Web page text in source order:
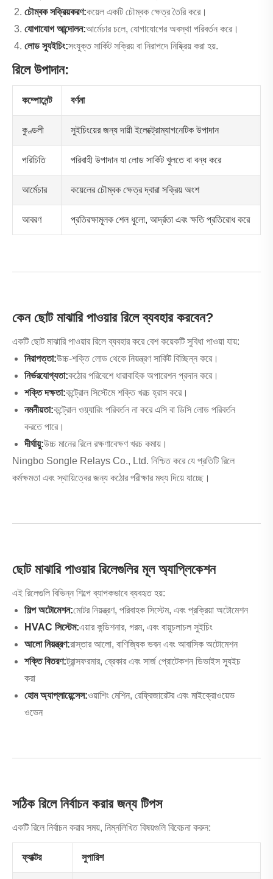
চৌম্বক সক্রিয়করণ:কয়েল একটি চৌম্বক ক্ষেত্র তৈরি করে।
যোগাযোগ আন্দোলন:আর্মেচার চলে, যোগাযোগের অবস্থা পরিবর্তন করে।
লোড স্যুইচিং:সংযুক্ত সার্কিট সক্রিয় বা নিরাপদে নিষ্ক্রিয় করা হয়.
রিলে উপাদান:
কম্পোনেন্ট বর্ণনা
কুণ্ডলী সুইচিংয়ের জন্য দায়ী ইলেক্ট্রোম্যাগনেটিক উপাদান
পরিচিতি পরিবাহী উপাদান যা লোড সার্কিট খুলতে বা বন্ধ করে
আর্মেচার কয়েলের চৌম্বক ক্ষেত্র দ্বারা সক্রিয় অংশ
আবরণ প্রতিরক্ষামূলক শেল ধুলো, আর্দ্রতা এবং ক্ষতি প্রতিরোধ করে
কেন ছোট মাঝারি পাওয়ার রিলে ব্যবহার করবেন?
একটি ছোট মাঝারি পাওয়ার রিলে ব্যবহার করে বেশ কয়েকটি সুবিধা পাওয়া যায়:
নিরাপত্তা:উচ্চ-শক্তি লোড থেকে নিয়ন্ত্রণ সার্কিট বিচ্ছিন্ন করে।
নির্ভরযোগ্যতা:কঠোর পরিবেশে ধারাবাহিক অপারেশন প্রদান করে।
শক্তি দক্ষতা:কন্ট্রোল সিস্টেমে শক্তি খরচ হ্রাস করে।
নমনীয়তা:কন্ট্রোল ওয়্যারিং পরিবর্তন না করে এসি বা ডিসি লোড পরিবর্তন
করতে পারে।
দীর্ঘায়ু:উচ্চ মানের রিলে রক্ষণাবেক্ষণ খরচ কমায়।
Ningbo Songle Relays Co., Ltd. নিশ্চিত করে যে প্রতিটি রিলে
কর্মক্ষমতা এবং স্থায়িত্বের জন্য কঠোর পরীক্ষার মধ্য দিয়ে যাচ্ছে।
ছোট মাঝারি পাওয়ার রিলেগুলির মূল অ্যাপ্লিকেশন
এই রিলেগুলি বিভিন্ন শিল্পে ব্যাপকভাবে ব্যবহৃত হয়:
শিল্প অটোমেশন:মোটর নিয়ন্ত্রণ, পরিবাহক সিস্টেম, এবং প্রক্রিয়া অটোমেশন
HVAC সিস্টেম:এয়ার কন্ডিশনার, গরম, এবং বায়ুচলাচল সুইচিং
আলো নিয়ন্ত্রণ:রাস্তার আলো, বাণিজ্যিক ভবন এবং আবাসিক অটোমেশন
শক্তি বিতরণ:ট্রান্সফরমার, ব্রেকার এবং সার্জ প্রোটেকশন ডিভাইস স্যুইচ
করা
হোম অ্যাপ্লায়েন্সেস:ওয়াশিং মেশিন, রেফ্রিজারেটর এবং মাইক্রোওয়েভ
ওভেন
সঠিক রিলে নির্বাচন করার জন্য টিপস
একটি রিলে নির্বাচন করার সময়, নিম্নলিখিত বিষয়গুলি বিবেচনা করুন:
ফ্যাক্টর সুপারিশ